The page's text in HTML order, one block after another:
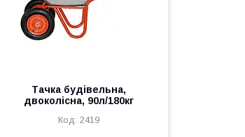
Тачка будівельна,
двоколісна, 90л/180кг
2419